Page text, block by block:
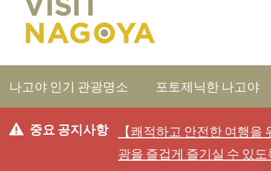
나고야 인기 관광명소 포토제닉한 나고야
중요 공지사항
【쾌적하고 안전한 여행
광을 즐겁게 즐기실 수 있